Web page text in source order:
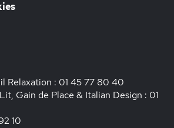
Relaxation : 01 45 77 80 40
Gain de Place & Italian Design : 01
10